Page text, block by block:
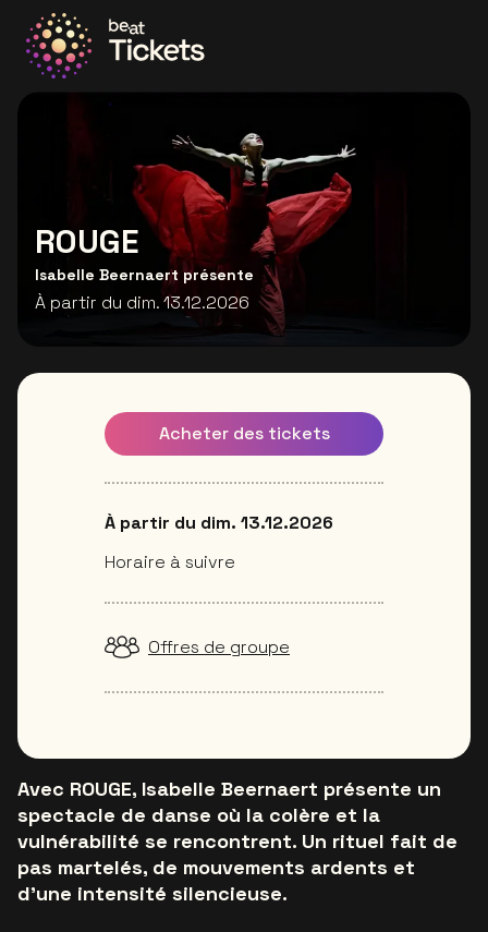
ROUGE
Isabelle Beernaert présente
À partir du dim. 13.12.2026
Avec ROUGE, Isabelle Beernaert présente un
spectacle de danse où la colère et la
vulnérabilité se rencontrent. Un rituel fait de
pas martelés, de mouvements ardents et
d’une intensité silencieuse.
Acheter des tickets
À partir du dim. 13.12.2026
Horaire à suivre
Offres de groupe